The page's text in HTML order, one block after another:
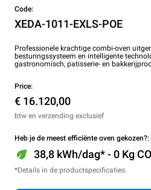
Code:
XEDA-1011-EXLS-POE
Professionele krachtige combi-oven
besturingssysteem en intelligente
gastronomisch, patisserie- en
Price:
€ 16.120,00
btw en verzending exclusief
Heb je de meest efficiënte oven gekozen?:
38,8 kWh/dag* - 0 Kg
*Details in de productspecificaties.